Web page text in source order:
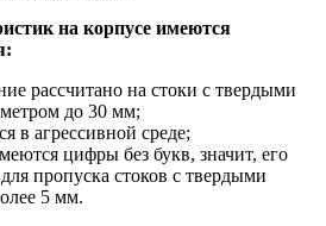
на корпусе имеются
рассчитано на стоки с твердыми
до 30 мм;
в агрессивной среде;
цифры без букв, значит, его
пропуска стоков с твердыми
5 мм.